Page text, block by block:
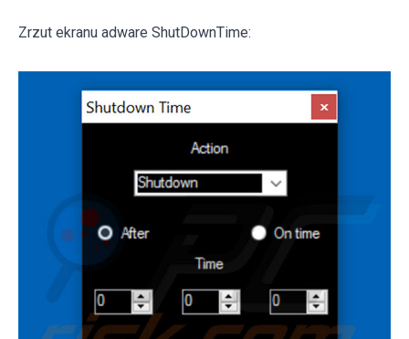
Zrzut ekranu adware ShutDownTime: